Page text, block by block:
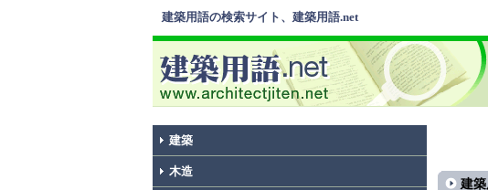
建築用語の検索サイト、建築用語.net
建築
木造
建